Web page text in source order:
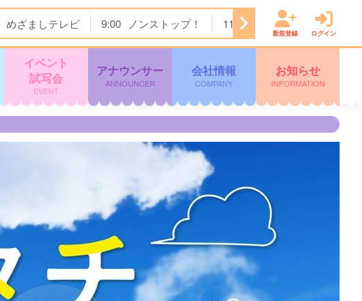
めざましテレビ 9:00 ノンストップ！ 11:24 チェック！かごしま
新規登録 ログイン
イベント
試写会
EVENT
アナウンサー
ANNOUNCER
会社情報
COMPANY
お知らせ
INFORMATION